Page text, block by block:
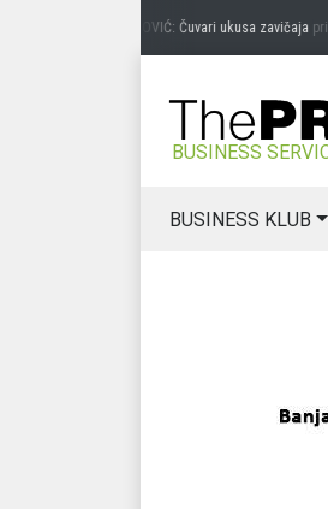
PREDRAG MIĆANOVIĆ: Čuvari ukusa zavičajaprije 3
BUSINESS
BUSINESS KLUB